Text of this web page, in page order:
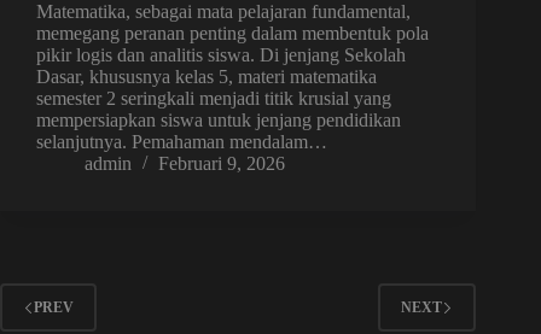
Matematika, sebagai mata pelajaran fundamental,
memegang peranan penting dalam membentuk pola
pikir logis dan analitis siswa. Di jenjang Sekolah
Dasar, khususnya kelas 5, materi matematika
semester 2 seringkali menjadi titik krusial yang
mempersiapkan siswa untuk jenjang pendidikan
selanjutnya. Pemahaman mendalam…
admin
Februari 9, 2026
PREV NEXT